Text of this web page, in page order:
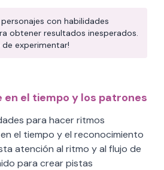
con habilidades
obtener resultados inesperados.
de experimentar!
el tiempo y los patrones
para hacer ritmos
el tiempo y el reconocimiento
atención al ritmo y al flujo de
para crear pistas